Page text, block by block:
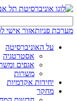
מערכת פניותאזור אישי
על האוניברסיטה
אסטרטגיה
אגפים
משרות
יחידות אקדמיות
מחקר